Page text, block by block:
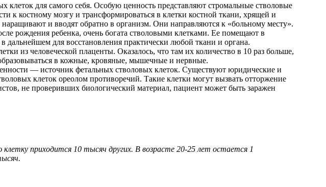
клеток для самого себя. Особую ценность представляют стромальные стволовые
к костному мозгу и трансформироваться в клетки костной ткани, хрящей и
и вводят обратно в организм. Они направляются к «больному месту».
рождения ребенка, очень богата стволовыми клетками. Ее помещают в
для восстановления практически любой ткани и органа.
из человеческой плаценты. Оказалось, что там их количество в 10 раз больше,
в кожные, кровяные, мышечные и нервные.
— источник фетальных стволовых клеток. Существуют юридические и
клеток ореолом противоречий. Такие клетки могут вызвать отторжение
не проверивших биологический материал, пациент может быть заражен
приходится 10 тысяч других. В возрасте 20-25 лет остается 1